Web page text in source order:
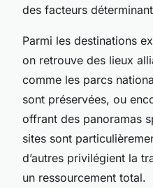
des facteurs
Parmi les destinations
on retrouve des lieux
comme les parcs
sont préservées, ou
offrant des panoramas
sites sont
d’autres privilégient la
un ressourcement total.